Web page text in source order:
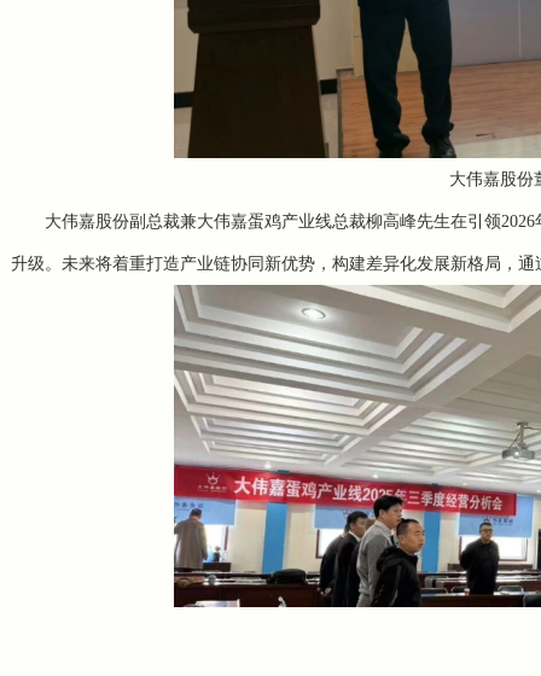
大伟嘉股份
大伟嘉股份副总裁兼大伟嘉蛋鸡产业线总裁柳高峰先生在引领
升级。未来将着重打造产业链协同新优势，构建差异化发展新格局，